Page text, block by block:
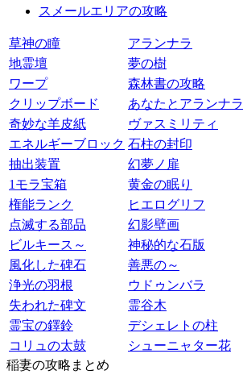
スメールエリアの攻略
草神の瞳
アランナラ
地霊壇
夢の樹
ワープ
森林書の攻略
クリップボード
あなたとアランナラ
奇妙な羊皮紙
ヴァスミリティ
エネルギーブロック 石柱の封印
抽出装置
幻夢ノ扉
1モラ宝箱
黄金の眠り
権能ランク
ヒエログリフ
点滅する部品
幻影壁画
ビルキース～
神秘的な石版
風化した碑石
善悪の～
浄光の羽根
ウドゥンバラ
失われた碑文
霊谷木
霊宝の鐸鈴
デシェレトの柱
コリュの太鼓
シューニャター花
稲妻の攻略まとめ